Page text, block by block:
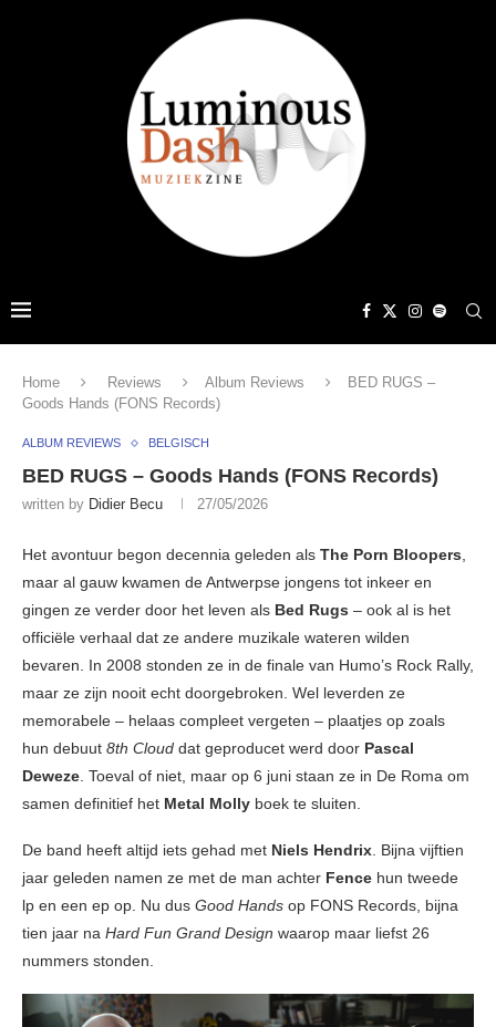
Home Reviews Album Reviews
BED RUGS –
Goods Hands (FONS Records)
ALBUM REVIEWS BELGISCH
BED RUGS – Goods Hands (FONS Records)
written by Didier Becu 27/05/2026
Het avontuur begon decennia geleden als The Porn Bloopers,
maar al gauw kwamen de Antwerpse jongens tot inkeer en
gingen ze verder door het leven als Bed Rugs – ook al is het
officiële verhaal dat ze andere muzikale wateren wilden
bevaren. In 2008 stonden ze in de finale van Humo’s Rock Rally,
maar ze zijn nooit echt doorgebroken. Wel leverden ze
memorabele – helaas compleet vergeten – plaatjes op zoals
hun debuut 8th Cloud dat geproducet werd door Pascal
Deweze. Toeval of niet, maar op 6 juni staan ze in De Roma om
samen definitief het Metal Molly boek te sluiten.
De band heeft altijd iets gehad met Niels Hendrix. Bijna vijftien
jaar geleden namen ze met de man achter Fence hun tweede
lp en een ep op. Nu dus Good Hands op FONS Records, bijna
tien jaar na Hard Fun Grand Design waarop maar liefst 26
nummers stonden.